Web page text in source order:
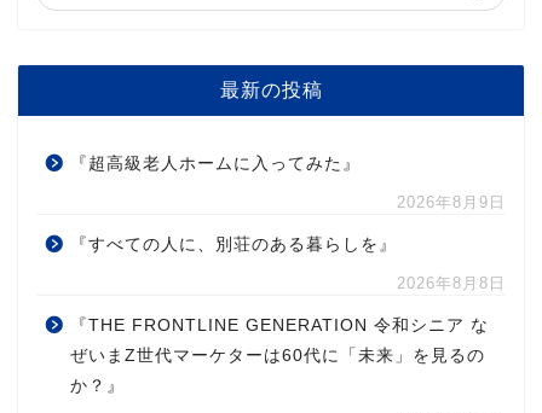
最新の投稿
『超高級老人ホームに入ってみた』
2026年8月9日
『すべての人に、別荘のある暮らしを』
2026年8月8日
『THE FRONTLINE GENERATION 令和シニア な
ぜいまZ世代マーケターは60代に「未来」を見るの
か？』